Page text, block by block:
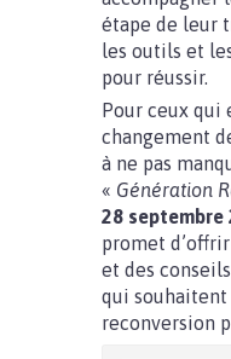
étape de leur
les outils et
pour réussir.
Pour ceux qui
changement
à ne pas
« Génération
28 septembre
promet
et des
qui
reconversion